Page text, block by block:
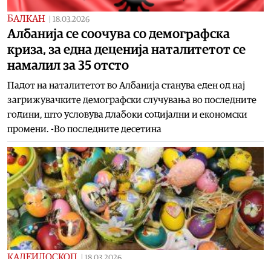
БАЛКАН 18.03.2026
Албанија се соочува со демографска
криза, за една деценија наталитетот се
намалил за 35 отсто
Падот на наталитетот во Албанија станува еден од нај
загрижувачките демографски случувања во последните
години, што условува длабоки социјални и економски
промени. -Во последните десетина